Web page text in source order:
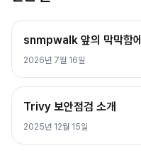
snmpwalk 앞의 막막함
2026년 7월 16일
Trivy 보안점검 소개
2025년 12월 15일